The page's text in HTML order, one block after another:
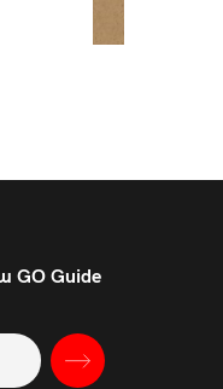
GO Guide